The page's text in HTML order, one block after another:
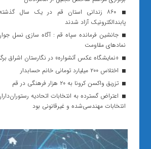
۸۶۰ زندانی استان قم در یک سال
پابندالکترونیک آزاد شدند
جانشین فرمانده سپاه قم : آگاه سازی نسل
نمادهای مقاومت
«نمایشگاه عکس آتشواره» در نگارستان اشراق
اختلاس ۲۰۰ میلیارد تومانی خانم حسابدار
تزریق واکسن کرونا به ۲۰ هزار فرهنگی در قم
اعتراض گسترده به انتخابات اتحادیه
انتخابات مهندسی‌شده و غیرقانونی بود